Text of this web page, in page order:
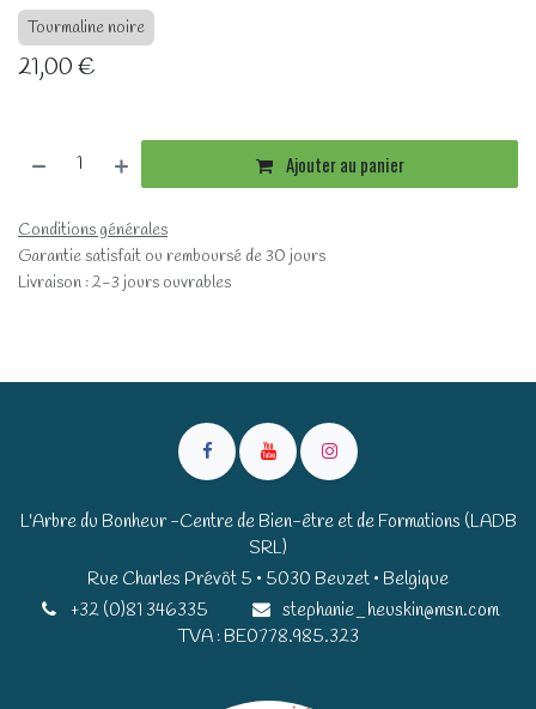
Tourmaline noire
21,00€
Ajouter au panier
Conditions générales
Garantie satisfait ou remboursé de 30 jours
Livraison : 2-3 jours ouvrables
L'Arbre du Bonheur -Centre de Bien-être et de Formations (LADB
SRL)
Rue Charles Prévôt 5 • 5030 Beuzet • Belgique​​
+32 (0)81 346335
stephanie_heuskin@msn.com
TVA : BE0778.985.323